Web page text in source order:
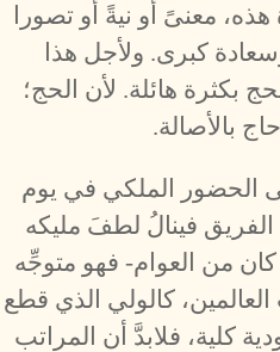
معنىً أو نيةً أو تصورا
كبرى. ولأجل هذا
بكثرة هائلة. لأن الحج؛
بالأصالة.
الحضور الملكي في يوم
فينالُ لطفَ مليكه
من العوام- فهو متوجِّه
كالولي الذي قطع
كلية، فلابدَّ أن المراتب